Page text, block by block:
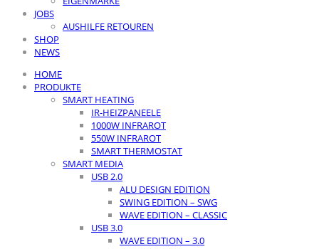
JOBS
AUSHILFE RETOUREN
SHOP
NEWS
HOME
PRODUKTE
SMART HEATING
IR-HEIZPANEELE
1000W INFRAROT
550W INFRAROT
SMART THERMOSTAT
SMART MEDIA
USB 2.0
ALU DESIGN EDITION
SWING EDITION – SWG
WAVE EDITION – CLASSIC
USB 3.0
WAVE EDITION – 3.0